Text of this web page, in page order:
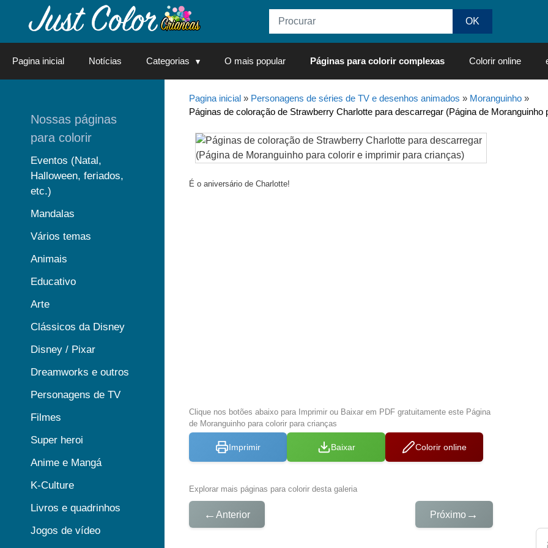
Pagina inicial Notícias Categorias O mais popular Páginas para colorir complexas Colorir online
Pagina inicial» Personagens de séries de TV e desenhos animados » Moranguinho»
Páginas de coloração de Strawberry Charlotte para descarregar (Página de Moranguinho
É o aniversário de Charlotte!
Clique nos botões abaixo para Imprimir ou Baixar em PDF gratuitamente este Página
de Moranguinho para colorir para crianças
Imprimir Baixar Colorir online
Explorar mais páginas para colorir desta galeria
← Anterior Próximo →
Nossas páginas
para colorir
Eventos (Natal,
Halloween, feriados,
etc.)
Mandalas
Vários temas
Animais
Educativo
Arte
Clássicos da Disney
Disney / Pixar
Dreamworks e outros
Personagens de TV
Filmes
Super heroi
Anime e Mangá
K-Culture
Livros e quadrinhos
Jogos de vídeo